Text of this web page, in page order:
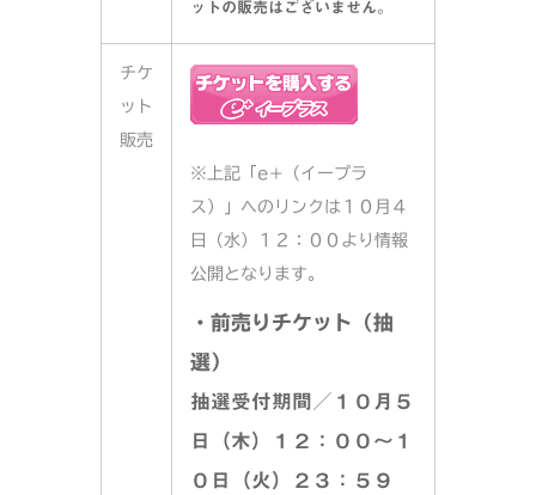
ットの販売はございません。
チケ
ット
販売
※上記「e+（イープラ
ス）」へのリンクは１０月４
日（水）１２：００より情報
公開となります。
・前売りチケット（抽
選）
抽選受付期間／１０月５
日（木）１２：００〜１
０日（火）２３：５９